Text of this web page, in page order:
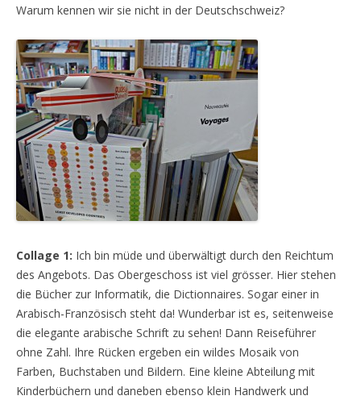
Warum kennen wir sie nicht in der Deutschschweiz?
Collage 1: Ich bin müde und überwältigt durch den Reichtum
des Angebots. Das Obergeschoss ist viel grösser. Hier stehen
die Bücher zur Informatik, die Dictionnaires. Sogar einer in
Arabisch-Französisch steht da! Wunderbar ist es, seitenweise
die elegante arabische Schrift zu sehen! Dann Reiseführer
ohne Zahl. Ihre Rücken ergeben ein wildes Mosaik von
Farben, Buchstaben und Bildern. Eine kleine Abteilung mit
Kinderbüchern und daneben ebenso klein Handwerk und